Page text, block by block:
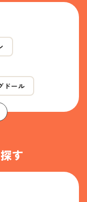
ドール
す